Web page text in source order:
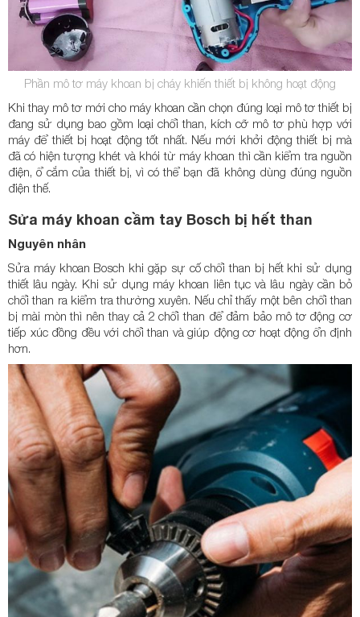
Phần mô tơ máy khoan bị cháy khiến thiết bị không hoạt động
Khi thay mô tơ mới cho máy khoan cần chọn đúng loại mô tơ thiết bị
đang sử dụng bao gồm loại chổi than, kích cỡ mô tơ phù hợp với
máy để thiết bị hoạt động tốt nhất. Nếu mới khởi động thiết bị mà
đã có hiện tượng khét và khói từ máy khoan thì cần kiểm tra nguồn
điện, ổ cắm của thiết bị, vì có thể bạn đã không dùng đúng nguồn
điện thế.
Sửa máy khoan cầm tay Bosch bị hết than
Nguyên nhân
Sửa máy khoan Bosch khi gặp sự cố chổi than bị hết khi sử dụng
thiết lâu ngày. Khi sử dụng máy khoan liên tục và lâu ngày cần bỏ
chổi than ra kiểm tra thường xuyên. Nếu chỉ thấy một bên chổi than
bị mài mòn thì nên thay cả 2 chổi than để đảm bảo mô tơ động cơ
tiếp xúc đồng đều với chổi than và giúp động cơ hoạt động ổn định
hơn.